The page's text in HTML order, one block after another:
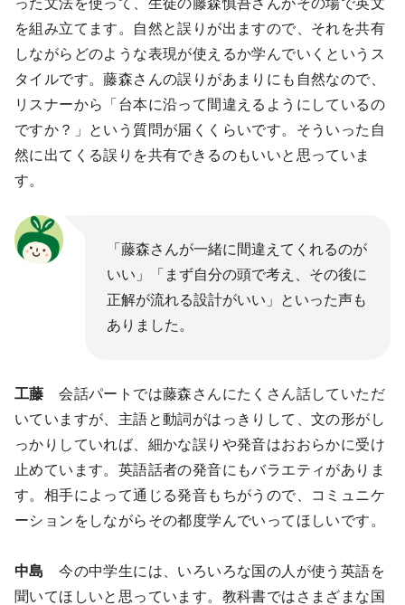
を組み立てます。自然と誤りが出ますので、それを共有
しながらどのような表現が使えるか学んでいくというス
タイルです。藤森さんの誤りがあまりにも自然なので、
リスナーから「台本に沿って間違えるようにしているの
ですか？」という質問が届くくらいです。そういった自
然に出てくる誤りを共有できるのもいいと思っていま
す。
「藤森さんが一緒に間違えてくれるのが
いい」「まず自分の頭で考え、その後に
正解が流れる設計がいい」といった声も
ありました。
工藤 会話パートでは藤森さんにたくさん話していただ
いていますが、主語と動詞がはっきりして、文の形がし
っかりしていれば、細かな誤りや発音はおおらかに受け
止めています。英語話者の発音にもバラエティがありま
す。相手によって通じる発音もちがうので、コミュニケ
ーションをしながらその都度学んでいってほしいです。
中島
今の中学生には、いろいろな国の人が使う英語を
聞いてほしいと思っています。教科書ではさまざまな国